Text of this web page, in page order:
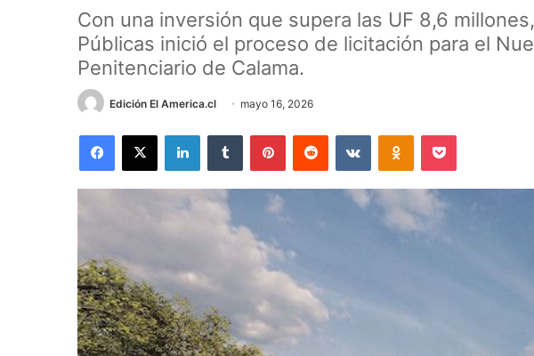
Con una inversión que supera las UF 8,6
Públicas inició el proceso de licitación para el
Penitenciario de Calama.
Edición El America.cl mayo 16, 2026
Facebook
X LinkedInTumblr PinterestReddit VKontakteOdnoklassniki
Pocket